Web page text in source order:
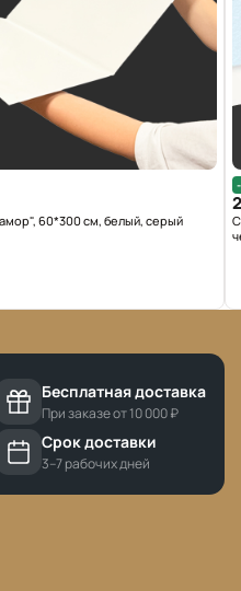
60*300 см, белый, серый
Бесплатная доставка
При заказе от 10 000 ₽
Срок доставки
3–7 рабочих дней